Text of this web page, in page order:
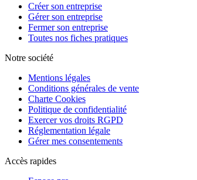
Créer son entreprise
Gérer son entreprise
Fermer son entreprise
Toutes nos fiches pratiques
Notre société
Mentions légales
Conditions générales de vente
Charte Cookies
Politique de confidentialité
Exercer vos droits RGPD
Réglementation légale
Gérer mes consentements
Accès rapides